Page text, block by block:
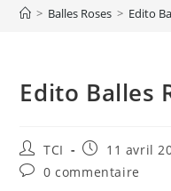
> Balles Roses > Edito
Edito Balles
Auteur/autrice
de
la
TCI
Publication
publiée :
11 avril
Commentaires
0 commentaire